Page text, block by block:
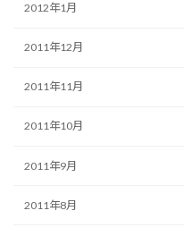
2012年1月
2011年12月
2011年11月
2011年10月
2011年9月
2011年8月